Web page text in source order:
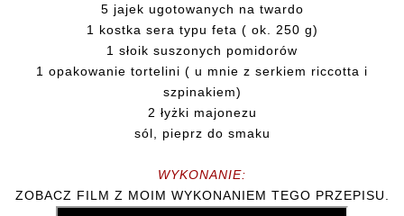
5 jajek ugotowanych na twardo
1 kostka sera typu feta ( ok. 250 g)
1 słoik suszonych pomidorów
1 opakowanie tortelini ( u mnie z serkiem riccotta i
szpinakiem)
2 łyżki majonezu
sól, pieprz do smaku
WYKONANIE:
ZOBACZ FILM Z MOIM WYKONANIEM TEGO PRZEPISU.